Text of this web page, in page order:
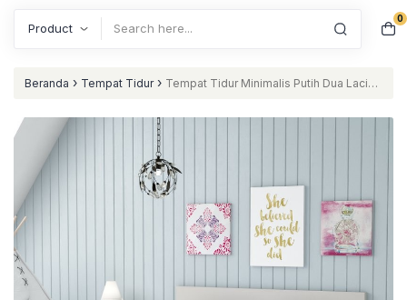
0
Beranda › Tempat Tidur › Tempat Tidur Minimalis Putih Dua Laci